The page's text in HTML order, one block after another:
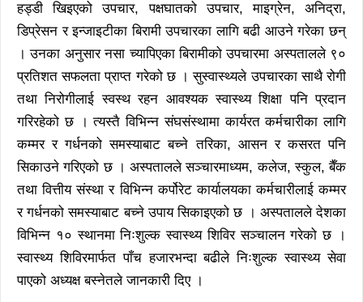
हड्डी खिइएको उपचार, पक्षघातको उपचार, माइग्रेन, अनिद्रा,
डिप्रेसन र इन्जाइटीका बिरामी उपचारका लागि बढी आउने गरेका छन्
। उनका अनुसार नसा च्यापिएका बिरामीको उपचारमा अस्पतालले ९०
प्रतिशत सफलता प्राप्त गरेको छ । सुस्वास्थ्यले उपचारका साथै रोगी
तथा निरोगीलाई स्वस्थ रहन आवश्यक स्वास्थ्य शिक्षा पनि प्रदान
गरिरहेको छ । त्यस्तै विभिन्न संघसंस्थामा कार्यरत कर्मचारीका लागि
कम्मर र गर्धनको समस्याबाट बच्ने तरिका, आसन र कसरत पनि
सिकाउने गरिएको छ । अस्पतालले सञ्चारमाध्यम, कलेज, स्कुल, बैँक
तथा वित्तीय संस्था र विभिन्न कर्पोरेट कार्यालयका कर्मचारीलाई कम्मर
र गर्धनको समस्याबाट बच्ने उपाय सिकाइएको छ । अस्पतालले देशका
विभिन्न १० स्थानमा निःशुल्क स्वास्थ्य शिविर सञ्चालन गरेको छ ।
स्वास्थ्य शिविरमार्फत पाँच हजारभन्दा बढीले निःशुल्क स्वास्थ्य सेवा
पाएको अध्यक्ष बस्नेतले जानकारी दिए ।